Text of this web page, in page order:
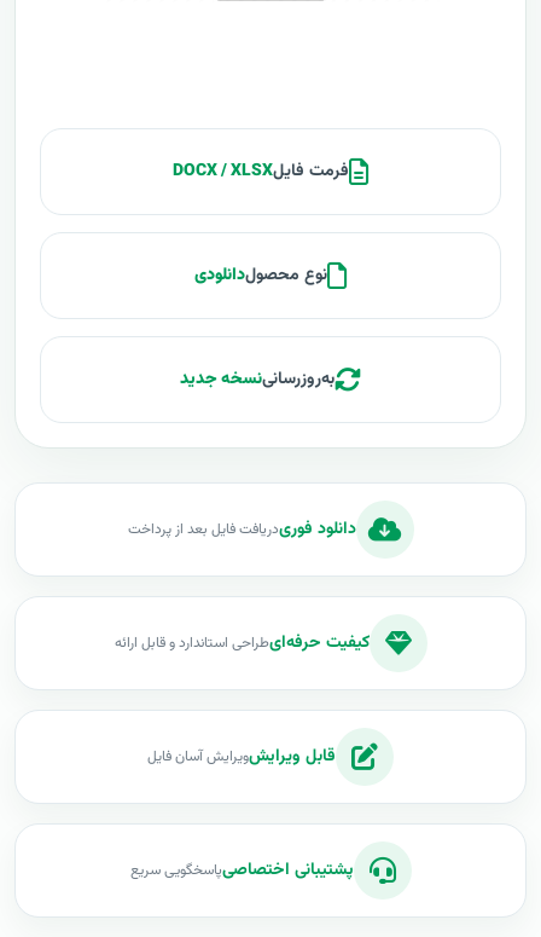
فرمت فایلDOCX / XLSX
نوع محصولدانلودی
به‌روزرسانینسخه جدید
دانلود فوریدریافت فایل بعد از پرداخت
کیفیت حرفه‌ایطراحی استاندارد و قابل ارائه
قابل ویرایشویرایش آسان فایل
پشتیبانی اختصاصیپاسخگویی سریع